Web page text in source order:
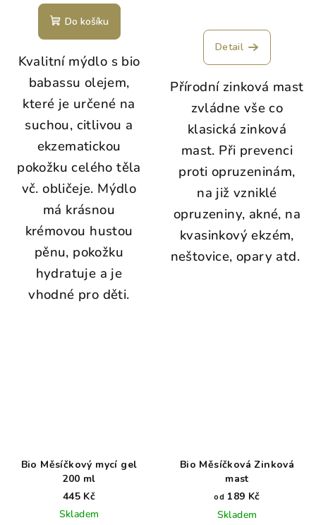
Do košíku
Kvalitní mýdlo s bio
babassu olejem,
které je určené na
suchou, citlivou a
ekzematickou
pokožku celého těla
vč. obličeje. Mýdlo
má krásnou
krémovou hustou
pěnu, pokožku
hydratuje a je
vhodné pro děti.
Detail
Přírodní zinková mast
zvládne vše co
klasická zinková
mast. Při prevenci
proti opruzeninám,
na již vzniklé
opruzeniny, akné, na
kvasinkový ekzém,
neštovice, opary atd.
Bio Měsíčkový mycí gel
200 ml
445 Kč
Skladem
Bio Měsíčková Zinková
mast
od 189 Kč
Skladem